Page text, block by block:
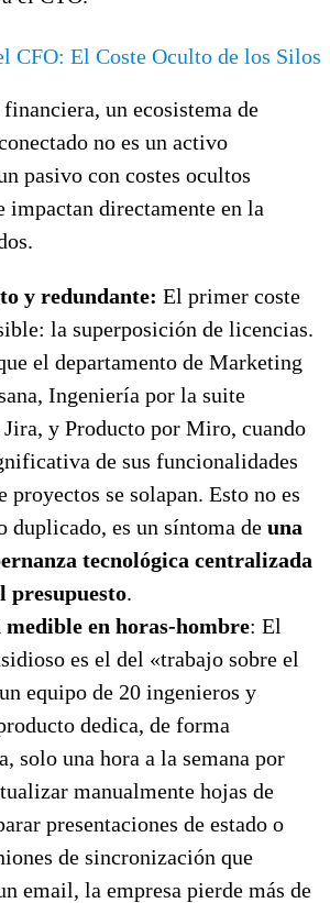
CFO: El Coste Oculto de los Silos
un ecosistema de
no es un activo
pasivo con costes ocultos
directamente en la
y redundante: El primer coste
la superposición de licencias.
el departamento de Marketing
Ingeniería por la suite
y Producto por Miro, cuando
de sus funcionalidades
proyectos se solapan. Esto no es
duplicado, es un síntoma de una
tecnológica centralizada
presupuesto.
en horas-hombre: El
es el del «trabajo sobre el
equipo de 20 ingenieros y
dedica, de forma
solo una hora a la semana por
manualmente hojas de
presentaciones de estado o
de sincronización que
email, la empresa pierde más de